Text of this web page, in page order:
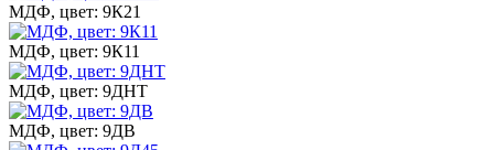
МДФ, цвет: 9К21
МДФ, цвет: 9К11
МДФ, цвет: 9ДНТ
МДФ, цвет: 9ДВ